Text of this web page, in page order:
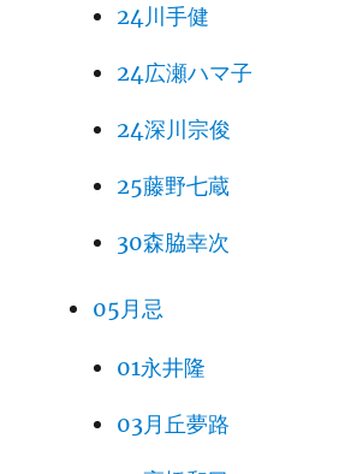
24川手健
24広瀬ハマ子
24深川宗俊
25藤野七蔵
30森脇幸次
05月忌
01永井隆
03月丘夢路